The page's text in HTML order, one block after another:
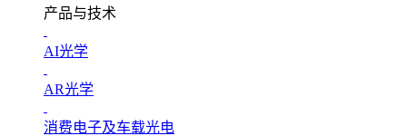
产品与技术
AI光学
AR光学
消费电子及车载光电